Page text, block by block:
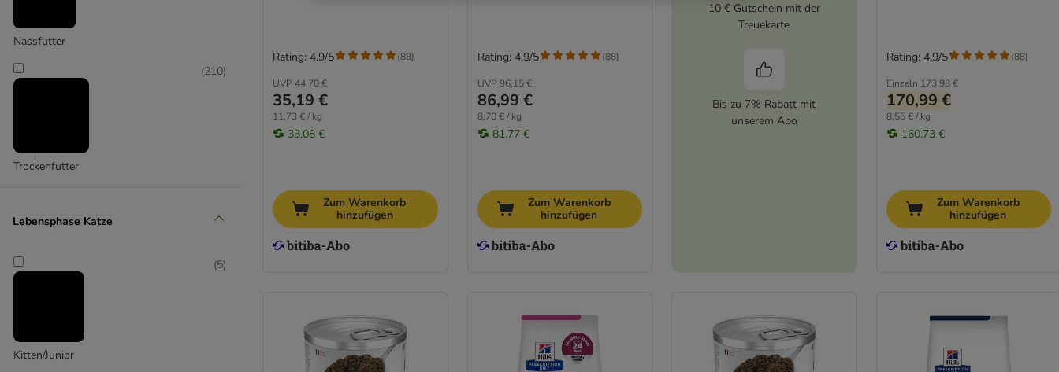
Nassfutter
Trockenfutter
(210)
Lebensphase Katze
Kitten/Junior
(5)
UVP 44,70 €
35,19 €
11,73 € / kg
33,08 €
Rating: 4.9/5 (88)
Zum Warenkorb
hinzufügen
UVP 96,15 €
86,99 €
8,70 € / kg
81,77 €
Rating: 4.9/5 (88)
Zum Warenkorb
hinzufügen
10 € Gutschein mit der
Treuekarte
Bis zu 7% Rabatt mit
unserem Abo
Einzeln 173,98 €
170,99 €
8,55 € / kg
160,73 €
Rating: 4.9/5 (88)
Zum Warenkorb
hinzufügen